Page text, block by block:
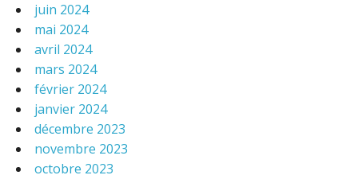
juin 2024
mai 2024
avril 2024
mars 2024
février 2024
janvier 2024
décembre 2023
novembre 2023
octobre 2023